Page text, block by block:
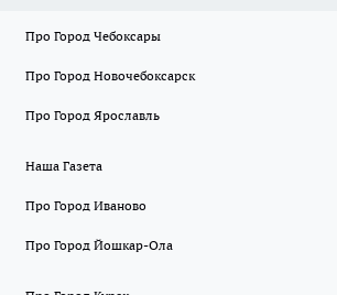
Про Город Чебоксары
Про Город Новочебоксарск
Про Город Ярославль
Наша Газета
Про Город Иваново
Про Город Йошкар-Ола